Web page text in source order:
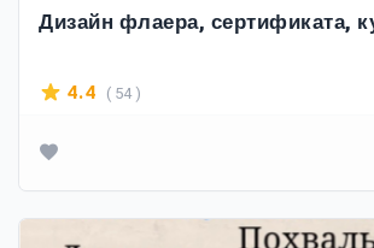
Дизайн флаера, сертификата,
4.4 ( 54 )